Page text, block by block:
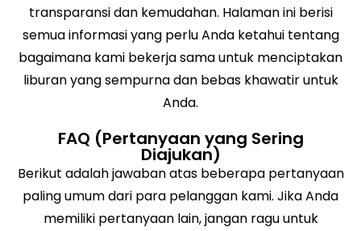
transparansi dan kemudahan. Halaman ini berisi
semua informasi yang perlu Anda ketahui tentang
bagaimana kami bekerja sama untuk menciptakan
liburan yang sempurna dan bebas khawatir untuk
Anda.
FAQ (Pertanyaan yang Sering
Diajukan)
Berikut adalah jawaban atas beberapa pertanyaan
paling umum dari para pelanggan kami. Jika Anda
memiliki pertanyaan lain, jangan ragu untuk